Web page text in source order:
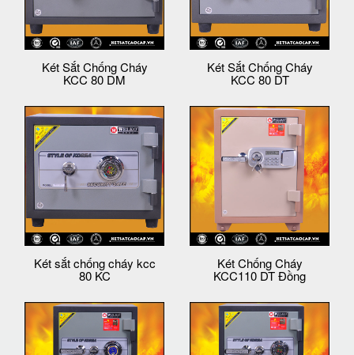
Két Sắt Chống Cháy
KCC 80 DM
Két Sắt Chống Cháy
KCC 80 DT
Két sắt chống cháy kcc
80 KC
Két Chống Cháy
KCC110 DT Đồng